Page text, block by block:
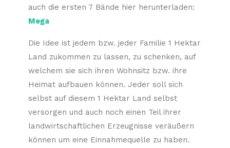
auch die ersten 7 Bände hier herunterladen:
Mega
Die Idee ist jedem bzw. jeder Familie 1 Hektar
Land zukommen zu lassen, zu schenken, auf
welchem sie sich ihren Wohnsitz bzw. ihre
Heimat aufbauen können. Jeder soll sich
selbst auf diesem 1 Hektar Land selbst
versorgen und auch noch einen Teil ihrer
landwirtschaftlichen Erzeugnisse veräußern
können um eine Einnahmequelle zu haben.